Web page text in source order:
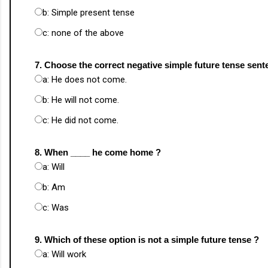
b: Simple present tense
c: none of the above
7. Choose the correct negative simple future tense
a: He does not come.
b: He will not come.
c: He did not come.
8. When ____ he come home ?
a: Will
b: Am
c: Was
9. Which of these option is not a simple future tense ?
a: Will work